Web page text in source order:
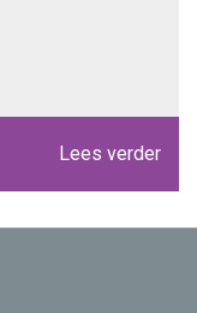
Lees verder